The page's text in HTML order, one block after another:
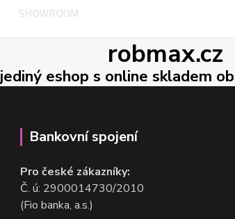
robmax.cz
jediný eshop s online skladem
Bankovní spojení
Pro české zákazníky:
Č. ú: 2900014730/2010
(Fio banka, a.s.)